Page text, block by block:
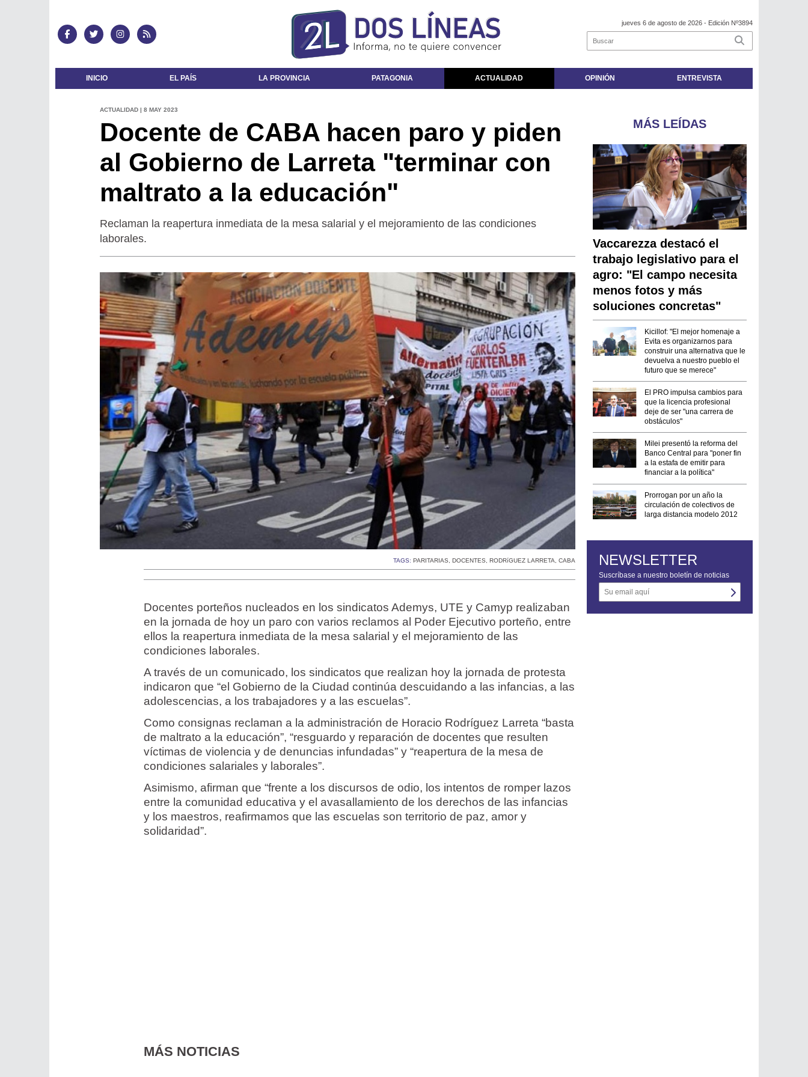
jueves 6 de agosto de 2026 - Edición Nº3894
INICIO EL PAÍS LA PROVINCIA PATAGONIA ACTUALIDAD OPINIÓN ENTREVISTA
ACTUALIDAD | 8 MAY 2023
Docente de CABA hacen paro y piden
al Gobierno de Larreta "terminar con
maltrato a la educación"
Reclaman la reapertura inmediata de la mesa salarial y el mejoramiento de las condiciones
laborales.
TAGS:PARITARIAS ,DOCENTES ,RODRíGUEZ LARRETA ,CABA
Docentes porteños nucleados en los sindicatos Ademys, UTE y Camyp realizaban
en la jornada de hoy un paro con varios reclamos al Poder Ejecutivo porteño, entre
ellos la reapertura inmediata de la mesa salarial y el mejoramiento de las
condiciones laborales.
A través de un comunicado, los sindicatos que realizan hoy la jornada de protesta
indicaron que “el Gobierno de la Ciudad continúa descuidando a las infancias, a las
adolescencias, a los trabajadores y a las escuelas”.
Como consignas reclaman a la administración de Horacio Rodríguez Larreta “basta
de maltrato a la educación”, “resguardo y reparación de docentes que resulten
víctimas de violencia y de denuncias infundadas” y “reapertura de la mesa de
condiciones salariales y laborales”.
Asimismo, afirman que “frente a los discursos de odio, los intentos de romper lazos
entre la comunidad educativa y el avasallamiento de los derechos de las infancias
y los maestros, reafirmamos que las escuelas son territorio de paz, amor y
solidaridad”.
MÁS NOTICIAS
MÁS LEÍDAS
Vaccarezza destacó el
trabajo legislativo para el
agro: "El campo necesita
menos fotos y más
soluciones concretas"
Kicillof: "El mejor homenaje a
Evita es organizarnos para
construir una alternativa que le
devuelva a nuestro pueblo el
futuro que se merece"
El PRO impulsa cambios para
que la licencia profesional
deje de ser "una carrera de
obstáculos"
Milei presentó la reforma del
Banco Central para "poner fin
a la estafa de emitir para
financiar a la política"
Prorrogan por un año la
circulación de colectivos de
larga distancia modelo 2012
NEWSLETTER
Suscríbase a nuestro boletín de noticias